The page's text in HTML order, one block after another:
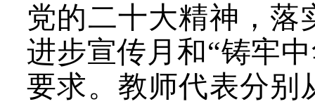
党的二十大精神，落
进步宣传月和“铸牢
要求。教师代表分别